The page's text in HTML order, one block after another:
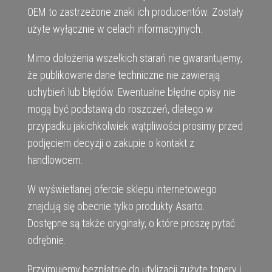
OEM to zastrzeżone znaki ich producentów. Zostały
użyte wyłącznie w celach informacyjnych.
Mimo dołożenia wszelkich starań nie gwarantujemy,
że publikowane dane techniczne nie zawierają
uchybień lub błędów. Ewentualne błędne opisy nie
mogą być podstawą do roszczeń, dlatego w
przypadku jakichkolwiek wątpliwości prosimy przed
podjęciem decyzji o zakupie o kontakt z
handlowcem.
W wyświetlanej ofercie sklepu internetowego
znajdują się obecnie tylko produkty Asarto.
Dostępne są także oryginały, o które proszę pytać
odrębnie.
Przyjmujemy bezpłatnie do utylizacji zużyte tonery i